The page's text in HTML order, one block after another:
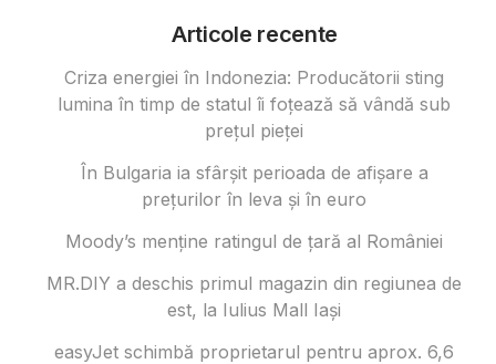
Articole recente
Criza energiei în Indonezia: Producătorii sting
lumina în timp de statul îi foțează să vândă sub
prețul pieței
În Bulgaria ia sfârşit perioada de afișare a
prețurilor în ​​leva și în euro
Moody’s menține ratingul de țară al României
MR.DIY a deschis primul magazin din regiunea de
est, la Iulius Mall Iași
easyJet schimbă proprietarul pentru aprox. 6,6